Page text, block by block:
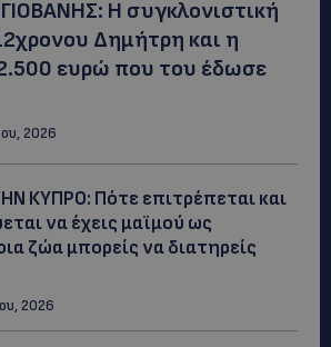
Η συγκλονιστική
Δημήτρη και η
ευρώ που του έδωσε
2026
ΚΥΠΡΟ: Πότε επιτρέπεται και
να έχεις μαϊμού ως
ζώα μπορείς να διατηρείς
2026